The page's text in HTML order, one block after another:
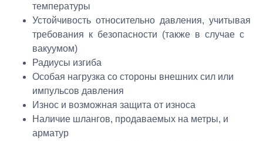
температуры
Устойчивость относительно давления, учитывая
требования к безопасности (также в случае с
вакуумом)
Радиусы изгиба
Особая нагрузка со стороны внешних сил или
импульсов давления
Износ и возможная защита от износа
Наличие шлангов, продаваемых на метры, и
арматур